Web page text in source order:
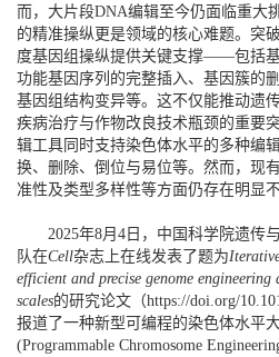
而，大片段DNA编辑至今仍面临重大
的精准操纵更是领域的核心难题。突
度基因组操纵提供关键支撑——包括基
功能基因序列的完整插入、基因簇的
基因组结构变异等。这不仅能推动遗
疾病治疗与作物改良技术瓶颈的重要
辑工具同时支持染色体水平的多种编
换、删除、倒位与易位等。然而，现
准性及类型多样性等方面仍存在明显不
2025年8月4日，中国科学院遗传与
队在Cell杂志上在线发表了题为
efficient and precise genome engineering
scales的研究论文（https://doi.org/
报道了一种新型可编程的染色体水平
(Programmable Chromosome